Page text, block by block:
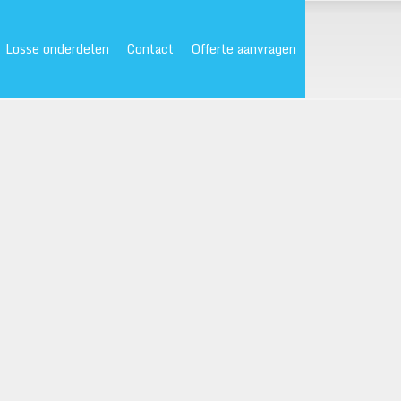
Losse onderdelen Contact Offerte aanvragen